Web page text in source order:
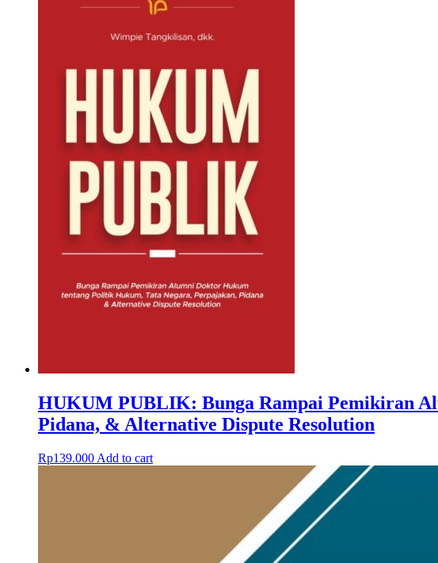
HUKUM PUBLIK: Bunga Rampai Pemikiran
Pidana, & Alternative Dispute Resolution
Rp139.000 Add to cart